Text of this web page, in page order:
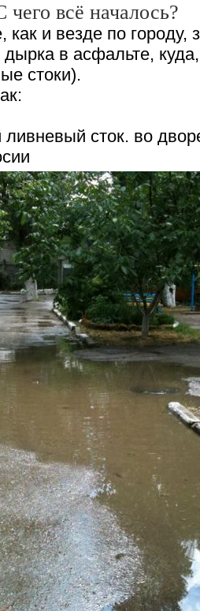
всё началось?
и везде по городу,
в асфальте,
стоки).
сток. во